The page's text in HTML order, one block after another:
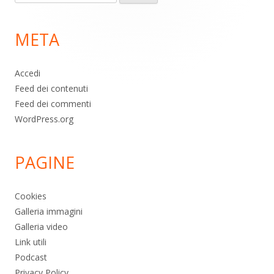
pagina
per:
META
Accedi
Feed dei contenuti
Feed dei commenti
WordPress.org
PAGINE
Cookies
Galleria immagini
Galleria video
Link utili
Podcast